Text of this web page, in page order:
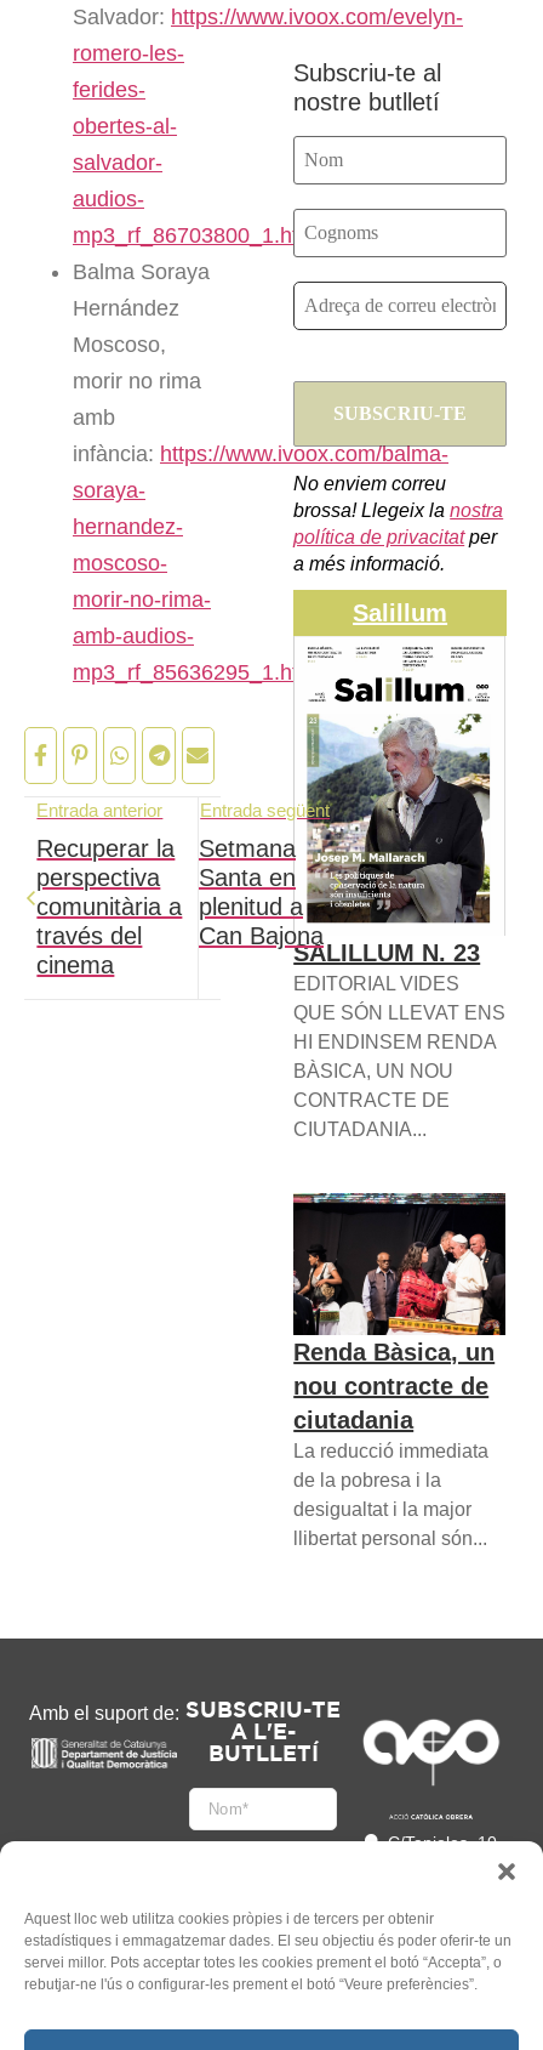
Aquest lloc web utilitza cookies pròpies i de tercers per obtenir
estadístiques i emmagatzemar dades. El seu objectiu és poder oferir-te un
servei millor. Pots acceptar totes les cookies prement el botó “Accepta”, o
rebutjar-ne l'ús o configurar-les prement el botó “Veure preferències”.
Salvador: https://www.ivoox.com/evelyn-
romero-les-
ferides-
obertes-al-
salvador-
audios-
mp3_rf_86703800_1.html
Balma Soraya
Hernández
Moscoso,
morir no rima
amb
infància: https://www.ivoox.com/balma-
soraya-
hernandez-
moscoso-
morir-no-rima-
amb-audios-
mp3_rf_85636295_1.html
Entrada anterior
Recuperar la
perspectiva
comunitària a
través del
cinema
Entrada següent
Setmana
Santa en
plenitud a
Can Bajona
Subscriu-te al
nostre butlletí
No enviem correu
brossa! Llegeix lanostra
política de privacitatper
a més informació.
Salillum
SALILLUM N. 23
EDITORIAL VIDES
QUE SÓN LLEVAT ENS
HI ENDINSEM RENDA
BÀSICA, UN NOU
CONTRACTE DE
CIUTADANIA...
Renda Bàsica, un
nou contracte de
ciutadania
La reducció immediata
de la pobresa i la
desigualtat i la major
llibertat personal són...
Amb el suport de: SUBSCRIU-TE
A L'E-
BUTLLETÍ
Accepto
l'Informació legal
C/Tapioles, 10
93 505 86 86
hola@acocat.org